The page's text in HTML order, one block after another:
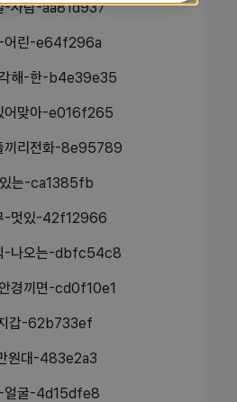
-사람-aa81d937
-어린-e64f296a
해-한-b4e39e35
어맞아-e016f265
끼리전화-8e95789
는-ca1385fb
-멋있-42f12966
-나오는-dbfc54c8
경끼면-cd0f10e1
갑-62b733ef
원대-483e2a3
-얼굴-4d15dfe8